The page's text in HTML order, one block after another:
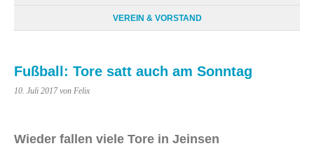
VEREIN & VORSTAND
Fußball: Tore satt auch am Sonntag
10. Juli 2017 von Felix
Wieder fallen viele Tore in Jeinsen